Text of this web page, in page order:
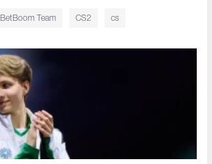
BetBoom Team CS2 cs